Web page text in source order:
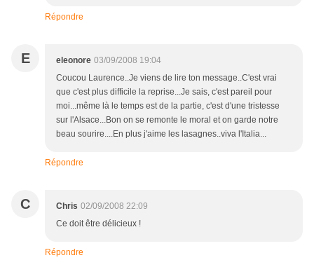
Répondre
E eleonore 03/09/2008 19:04
Coucou Laurence..Je viens de lire ton message..C'est vrai
que c'est plus difficile la reprise...Je sais, c'est pareil pour
moi...même là le temps est de la partie, c'est d'une tristesse
sur l'Alsace...Bon on se remonte le moral et on garde notre
beau sourire....En plus j'aime les lasagnes..viva l'Italia...
Répondre
C Chris 02/09/2008 22:09
Ce doit être délicieux !
Répondre